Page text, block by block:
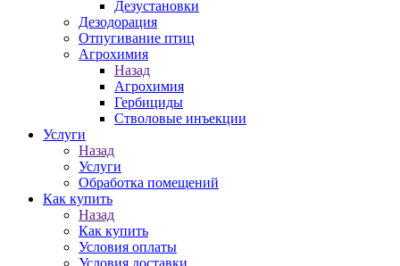
Дезустановки
Дезодорация
Отпугивание птиц
Агрохимия
Назад
Агрохимия
Гербициды
Стволовые инъекции
Услуги
Назад
Услуги
Обработка помещений
Как купить
Назад
Как купить
Условия оплаты
Условия доставки